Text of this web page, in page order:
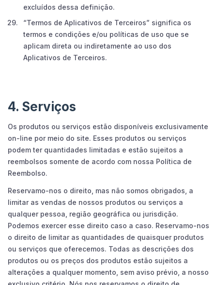
excluídos dessa definição.
“Termos de Aplicativos de Terceiros” significa os
termos e condições e/ou políticas de uso que se
aplicam direta ou indiretamente ao uso dos
Aplicativos de Terceiros.
4. Serviços
Os produtos ou serviços estão disponíveis exclusivamente
on-line por meio do site. Esses produtos ou serviços
podem ter quantidades limitadas e estão sujeitos a
reembolsos somente de acordo com nossa Política de
Reembolso.
Reservamo-nos o direito, mas não somos obrigados, a
limitar as vendas de nossos produtos ou serviços a
qualquer pessoa, região geográfica ou jurisdição.
Podemos exercer esse direito caso a caso. Reservamo-nos
o direito de limitar as quantidades de quaisquer produtos
ou serviços que oferecemos. Todas as descrições dos
produtos ou os preços dos produtos estão sujeitos a
alterações a qualquer momento, sem aviso prévio, a nosso